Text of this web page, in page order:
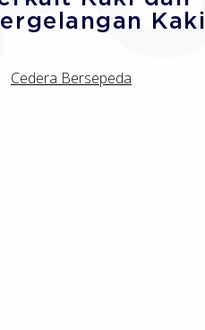
Kaki
Cedera Bersepeda